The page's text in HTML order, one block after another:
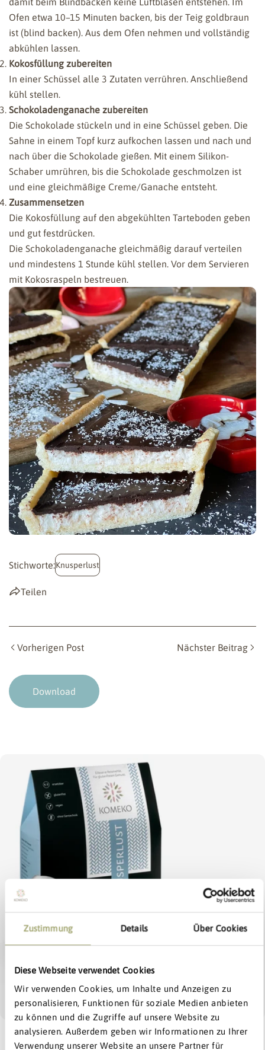
Zustimmung Details Über Cookies
Diese Webseite verwendet Cookies
Wir verwenden Cookies, um Inhalte und Anzeigen zu
personalisieren, Funktionen für soziale Medien anbieten
zu können und die Zugriffe auf unsere Website zu
analysieren. Außerdem geben wir Informationen zu Ihrer
Verwendung unserer Website an unsere Partner für
Ofen etwa 10–15 Minuten backen, bis der Teig goldbraun
ist (blind backen). Aus dem Ofen nehmen und vollständig
abkühlen lassen.
Kokosfüllung zubereiten
In einer Schüssel alle 3 Zutaten verrühren. Anschließend
kühl stellen.
Schokoladenganache zubereiten
Die Schokolade stückeln und in eine Schüssel geben. Die
Sahne in einem Topf kurz aufkochen lassen und nach und
nach über die Schokolade gießen. Mit einem Silikon-
Schaber umrühren, bis die Schokolade geschmolzen ist
und eine gleichmäßige Creme/Ganache entsteht.
Zusammensetzen
Die Kokosfüllung auf den abgekühlten Tarteboden geben
und gut festdrücken.
Die Schokoladenganache gleichmäßig darauf verteilen
und mindestens 1 Stunde kühl stellen. Vor dem Servieren
mit Kokosraspeln bestreuen.
Stichworte:Knusperlust
Teilen
Vorherigen Post Nächster Beitrag
Download
Produktinformationen
Sie das Medium 0 im Modalmodus
1
Exklusiv:bis zu
15% Rabatt
Dein Willkommens-Extra
5% ab 0€
10% ab 40€